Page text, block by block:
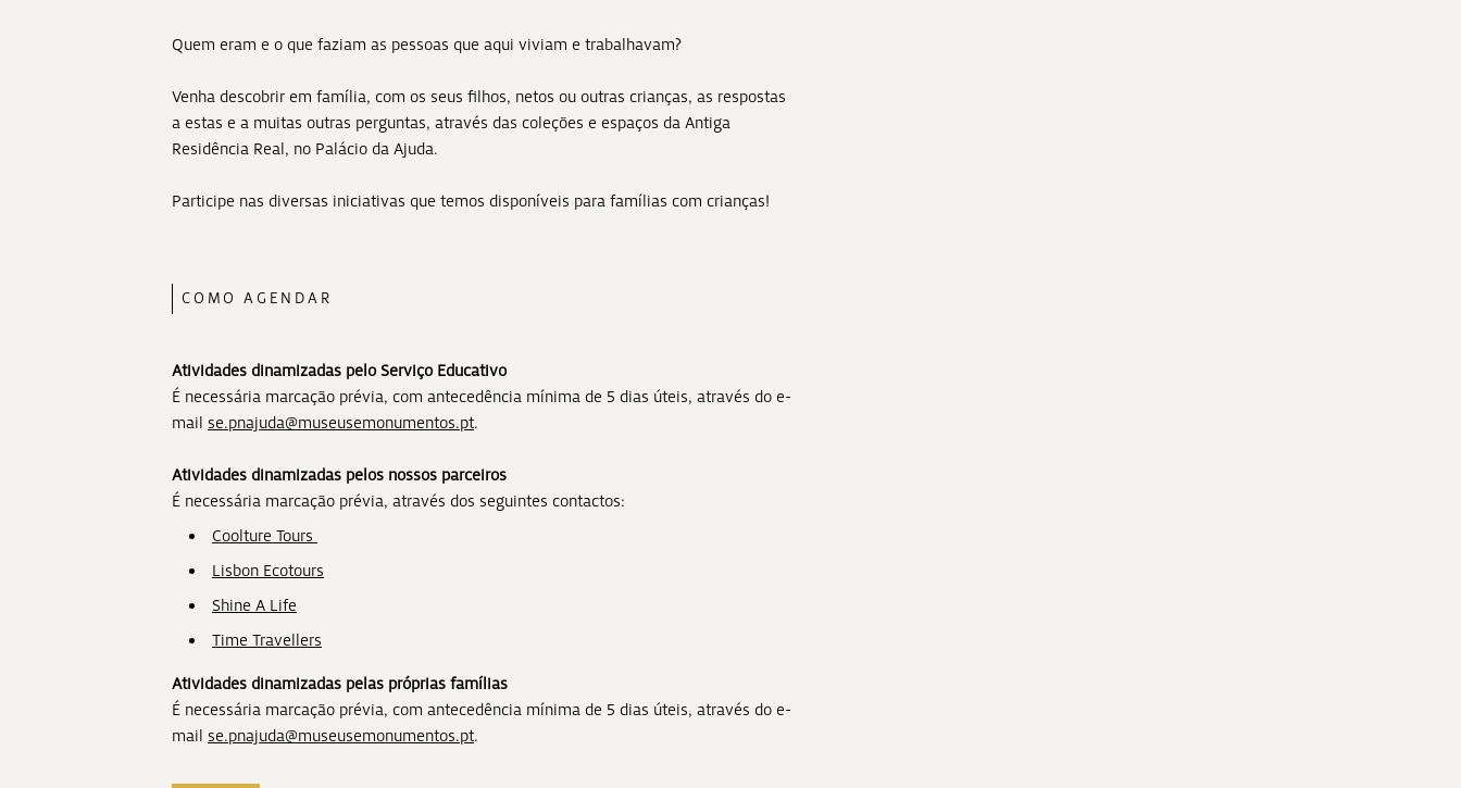
Quem eram e o que faziam as pessoas que aqui viviam e trabalhavam?
Venha descobrir em família, com os seus filhos, netos ou outras crianças, as respostas
a estas e a muitas outras perguntas, através das coleções e espaços da Antiga
Residência Real, no Palácio da Ajuda.
Participe nas diversas iniciativas que temos disponíveis para famílias com crianças!
COMO AGENDAR
Atividades dinamizadas pelo Serviço Educativo
É necessária marcação prévia, com antecedência mínima de 5 dias úteis, através do e-
mail se.pnajuda@museusemonumentos.pt.
Atividades dinamizadas pelos nossos parceiros
É necessária marcação prévia, através dos seguintes contactos:
Coolture Tours
Lisbon Ecotours
Shine A Life
Time Travellers
Atividades dinamizadas pelas próprias famílias
É necessária marcação prévia, com antecedência mínima de 5 dias úteis, através do e-
mail se.pnajuda@museusemonumentos.pt.